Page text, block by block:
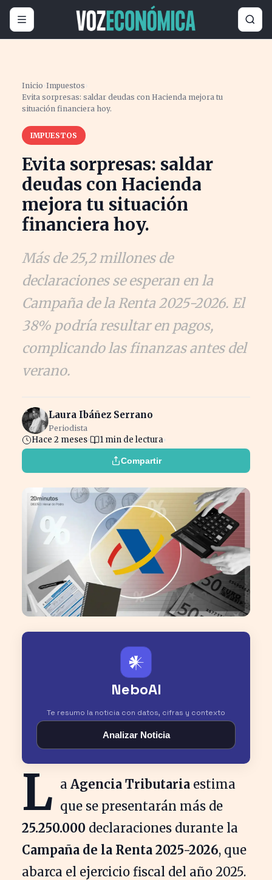
Inicio ›Impuestos ›
Evita sorpresas: saldar deudas con Hacienda mejora tu
situación financiera hoy.
IMPUESTOS
Evita sorpresas: saldar
deudas con Hacienda
mejora tu situación
financiera hoy.
Más de 25,2 millones de
declaraciones se esperan en la
Campaña de la Renta 2025-2026. El
38% podría resultar en pagos,
complicando las finanzas antes del
verano.
Laura Ibáñez Serrano
Periodista
Hace 2 meses 1 min de lectura
Compartir
𒀭
NeboAI
Te resumo la noticia con datos, cifras y contexto
Analizar Noticia
L a Agencia Tributaria estima
que se presentarán más de
25.250.000 declaraciones durante la
Campaña de la Renta 2025-2026, que
abarca el ejercicio fiscal del año 2025.